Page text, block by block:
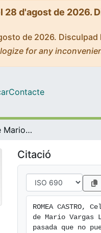
d'agost de 2026.
de 2026. Disculpad
for any
Contacte
Los cachorros, de Mario Vargas LLosa, ¿una historia pasada que no puede repetirse?
Citació
ROMEA
de Mario
pasada que no